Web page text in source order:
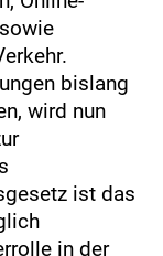
bislang
wird nun
ist das
in der